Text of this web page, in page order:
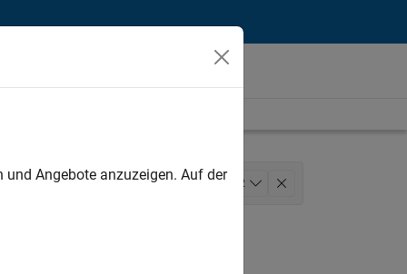
Services 2
Angebote anzuzeigen. Auf der